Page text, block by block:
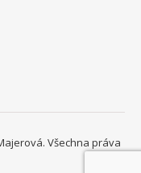
Všechna práva